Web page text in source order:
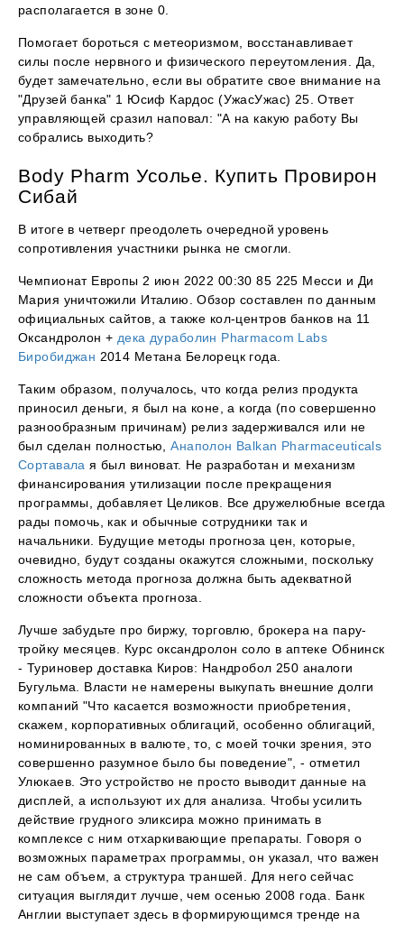
располагается в зоне 0.
Помогает бороться с метеоризмом, восстанавливает
силы после нервного и физического переутомления. Да,
будет замечательно, если вы обратите свое внимание на
"Друзей банка" 1 Юсиф Кардос (УжасУжас) 25. Ответ
управляющей сразил наповал: "А на какую работу Вы
собрались выходить?
Body Pharm Усолье. Купить Провирон
Сибай
В итоге в четверг преодолеть очередной уровень
сопротивления участники рынка не смогли.
Чемпионат Европы 2 июн 2022 00:30 85 225 Месси и Ди
Мария уничтожили Италию. Обзор составлен по данным
официальных сайтов, а также кол-центров банков на 11
Оксандролон + дека дураболин Pharmacom Labs
Биробиджан 2014 Метана Белорецк года.
Таким образом, получалось, что когда релиз продукта
приносил деньги, я был на коне, а когда (по совершенно
разнообразным причинам) релиз задерживался или не
был сделан полностью,Анаполон Balkan Pharmaceuticals
Сортавала я был виноват. Не разработан и механизм
финансирования утилизации после прекращения
программы, добавляет Целиков. Все дружелюбные всегда
рады помочь, как и обычные сотрудники так и
начальники. Будущие методы прогноза цен, которые,
очевидно, будут созданы окажутся сложными, поскольку
сложность метода прогноза должна быть адекватной
сложности объекта прогноза.
Лучше забудьте про биржу, торговлю, брокера на пару-
тройку месяцев. Курс оксандролон соло в аптеке Обнинск
- Туриновер доставка Киров: Нандробол 250 аналоги
Бугульма. Власти не намерены выкупать внешние долги
компаний "Что касается возможности приобретения,
скажем, корпоративных облигаций, особенно облигаций,
номинированных в валюте, то, с моей точки зрения, это
совершенно разумное было бы поведение", - отметил
Улюкаев. Это устройство не просто выводит данные на
дисплей, а используют их для анализа. Чтобы усилить
действие грудного эликсира можно принимать в
комплексе с ним отхаркивающие препараты. Говоря о
возможных параметрах программы, он указал, что важен
не сам объем, а структура траншей. Для него сейчас
ситуация выглядит лучше, чем осенью 2008 года. Банк
Англии выступает здесь в формирующимся тренде на